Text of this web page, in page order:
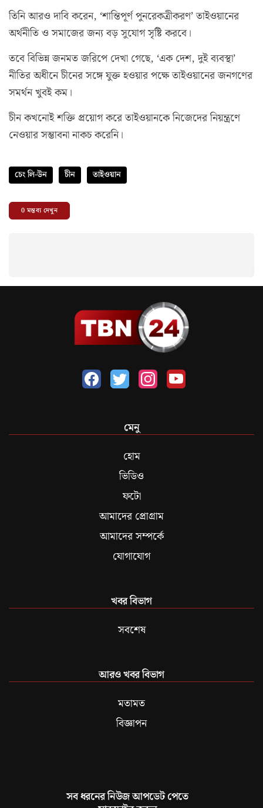
তিনি আরও দাবি করেন, ‘শান্তিপূর্ণ পুনরেকত্রীকরণ’ তাইওয়ানের
অর্থনীতি ও সমাজের জন্য বড় সুযোগ সৃষ্টি করবে।
তবে বিভিন্ন জনমত জরিপে দেখা গেছে, ‘এক দেশ, দুই ব্যবস্থা’
নীতির অধীনে চীনের সঙ্গে যুক্ত হওয়ার পক্ষে তাইওয়ানের জনগণের
সমর্থন খুবই কম।
চীন কখনোই শক্তি প্রয়োগ করে তাইওয়ানকে নিজেদের নিয়ন্ত্রণে
নেওয়ার সম্ভাবনা নাকচ করেনি।
চেং লি-উন চীন তাইওয়ান
0মন্তব্য দেখুন
মেনু
হোম
ভিডিও
ফটো
আমাদের প্রোগ্রাম
আমাদের সম্পর্কে
যোগাযোগ
খবর বিভাগ
সবশেষ
আরও খবর বিভাগ
মতামত
বিজ্ঞাপন
সব ধরনের নিউজ আপডেট পেতে